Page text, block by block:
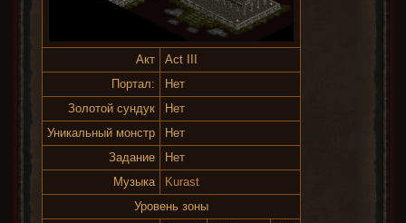
Акт
Act III
Портал:
Нет
Золотой сундук
Нет
Уникальный монстр
Нет
Задание
Нет
Музыка
Kurast
Уровень зоны